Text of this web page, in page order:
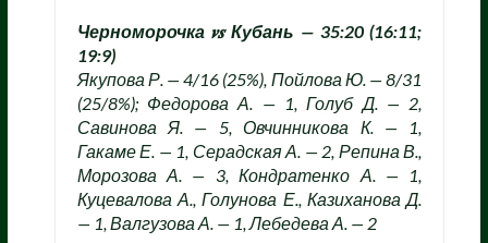
Черноморочка 𝒗𝒔 Кубань — 35:20 (16:11;
19:9)
Якупова Р. — 4/16 (25%), Пойлова Ю. — 8/31
(25/8%); Федорова А. — 1, Голуб Д. — 2,
Савинова Я. — 5, Овчинникова К. — 1,
Гакаме Е. — 1, Серадская А. — 2, Репина В.,
Морозова А. — 3, Кондратенко А. — 1,
Куцевалова А., Голунова Е., Казиханова Д.
— 1, Валгузова А. — 1, Лебедева А. — 2